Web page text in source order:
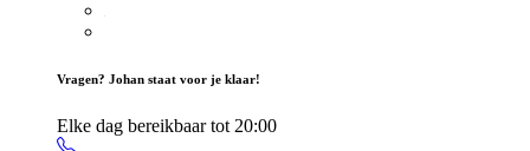
Vragen? Johan staat voor je klaar!
Elke dag bereikbaar tot 20:00